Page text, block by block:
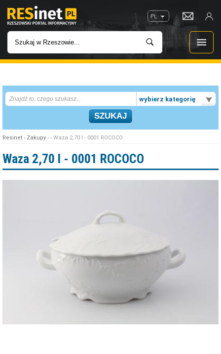
PL
INWESTYCJE
IMPREZY
ROZRYWKA
W KINACH
W RZESZOWIE
wybierz kategorię
Resinet › Zakupy › › Waza 2,70 l - 0001 ROCOCO
Waza 2,70 l - 0001 ROCOCO